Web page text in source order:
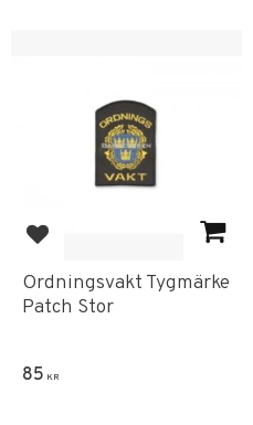
Lägg till i favoriter
Ordningsvakt Tygmärke
Patch Stor
85 KR